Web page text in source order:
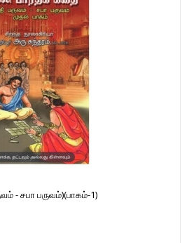
- சபா பருவம்)(பாகம்-1)